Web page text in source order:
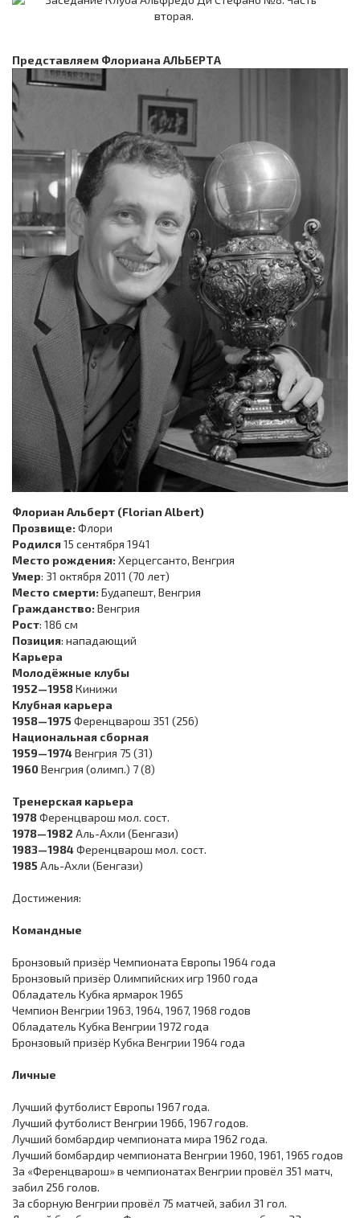
Представляем Флориана АЛЬБЕРТА
Флориан Альберт (Florian Albert)
Прозвище: Флори
Родился15 сентября 1941
Место рождения: Херцегсанто, Венгрия
Умер: 31 октября 2011 (70 лет)
Место смерти: Будапешт, Венгрия
Гражданство: Венгрия
Рост: 186 см
Позиция: нападающий
Карьера
Молодёжные клубы
1952—1958Кинижи
Клубная карьера
1958—1975Ференцварош 351 (256)
Национальная сборная
1959—1974Венгрия 75 (31)
1960Венгрия (олимп.) 7 (8)
Тренерская карьера
1978Ференцварош мол. сост.
1978—1982 Аль-Ахли (Бенгази)
1983—1984Ференцварош мол. сост.
1985Аль-Ахли (Бенгази)
Достижения:
Командные
Бронзовый призёр Чемпионата Европы 1964 года
Бронзовый призёр Олимпийских игр 1960 года
Обладатель Кубка ярмарок 1965
Чемпион Венгрии 1963, 1964, 1967, 1968 годов
Обладатель Кубка Венгрии 1972 года
Бронзовый призёр Кубка Венгрии 1964 года
Личные
Лучший футболист Европы 1967 года.
Лучший футболист Венгрии 1966, 1967 годов.
Лучший бомбардир чемпионата мира 1962 года.
Лучший бомбардир чемпионата Венгрии 1960, 1961, 1965 годов
За «Ференцварош» в чемпионатах Венгрии провёл 351 матч,
забил 256 голов.
За сборную Венгрии провёл 75 матчей, забил 31 гол.